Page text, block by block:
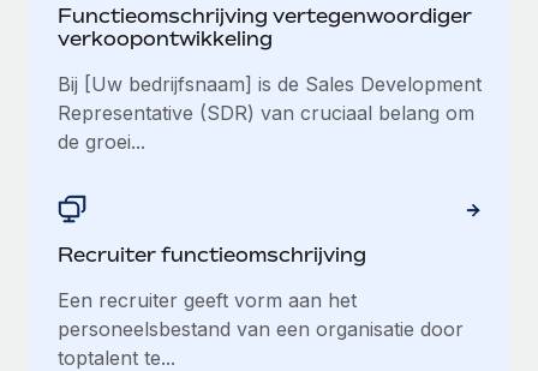
Functieomschrijving vertegenwoordiger
verkoopontwikkeling
Bij [Uw bedrijfsnaam] is de Sales Development
Representative (SDR) van cruciaal belang om
de groei...
Recruiter functieomschrijving
Een recruiter geeft vorm aan het
personeelsbestand van een organisatie door
toptalent te...